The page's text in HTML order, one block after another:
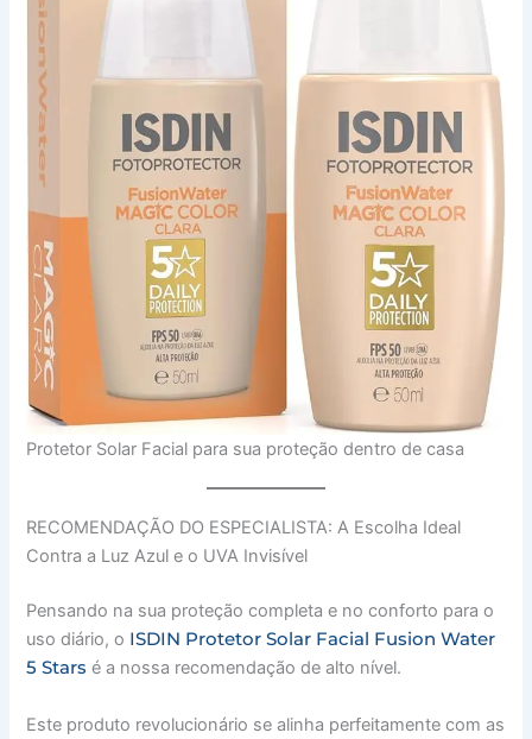
Protetor Solar Facial para sua proteção dentro de casa
RECOMENDAÇÃO DO ESPECIALISTA: A Escolha Ideal
Contra a Luz Azul e o UVA Invisível
Pensando na sua proteção completa e no conforto para o
uso diário, o ISDIN Protetor Solar Facial Fusion Water
5 Stars é a nossa recomendação de alto nível.
Este produto revolucionário se alinha perfeitamente com as